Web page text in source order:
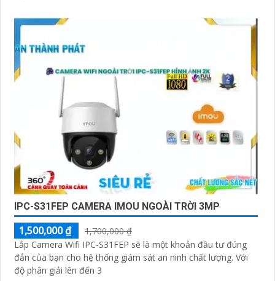
IPC-S31FEP CAMERA IMOU NGOÀI TRỜI 3MP
1,500,000 ₫
1,700,000 ₫
Lắp Camera Wifi IPC-S31FEP sẽ là một khoản đầu tư đúng
đắn của bạn cho hệ thống giám sát an ninh chất lượng. Với
độ phân giải lên đến 3